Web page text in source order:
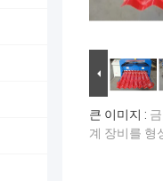
큰 이미지 :
계 장비를 형